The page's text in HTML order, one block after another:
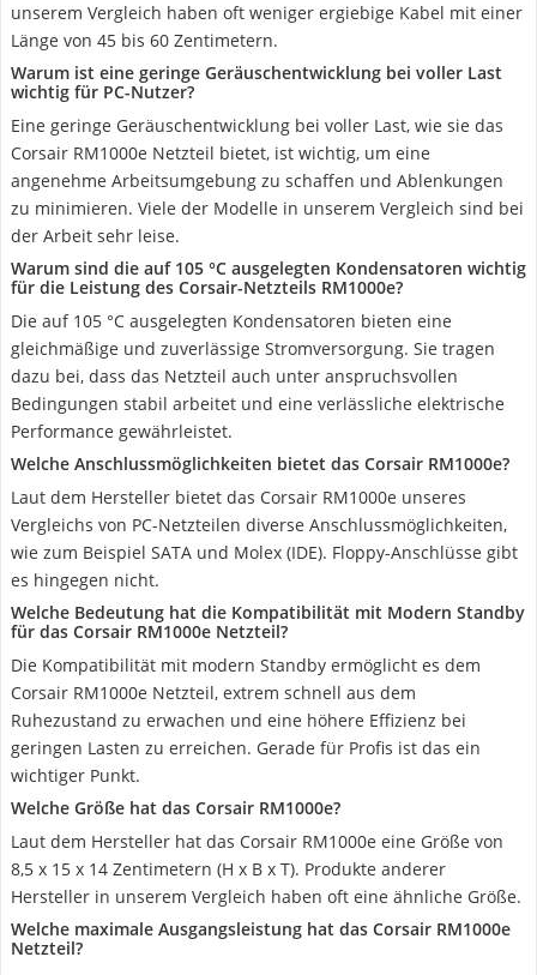
unserem Vergleich haben oft weniger ergiebige Kabel mit einer
Länge von 45 bis 60 Zentimetern.
Warum ist eine geringe Geräuschentwicklung bei voller Last
wichtig für PC-Nutzer?
Eine geringe Geräuschentwicklung bei voller Last, wie sie das
Corsair RM1000e Netzteil bietet, ist wichtig, um eine
angenehme Arbeitsumgebung zu schaffen und Ablenkungen
zu minimieren. Viele der Modelle in unserem Vergleich sind bei
der Arbeit sehr leise.
Warum sind die auf 105 °C ausgelegten Kondensatoren wichtig
für die Leistung des Corsair-Netzteils RM1000e?
Die auf 105 °C ausgelegten Kondensatoren bieten eine
gleichmäßige und zuverlässige Stromversorgung. Sie tragen
dazu bei, dass das Netzteil auch unter anspruchsvollen
Bedingungen stabil arbeitet und eine verlässliche elektrische
Performance gewährleistet.
Welche Anschlussmöglichkeiten bietet das Corsair RM1000e?
Laut dem Hersteller bietet das Corsair RM1000e unseres
Vergleichs von PC-Netzteilen diverse Anschlussmöglichkeiten,
wie zum Beispiel SATA und Molex (IDE). Floppy-Anschlüsse gibt
es hingegen nicht.
Welche Bedeutung hat die Kompatibilität mit Modern Standby
für das Corsair RM1000e Netzteil?
Die Kompatibilität mit modern Standby ermöglicht es dem
Corsair RM1000e Netzteil, extrem schnell aus dem
Ruhezustand zu erwachen und eine höhere Effizienz bei
geringen Lasten zu erreichen. Gerade für Profis ist das ein
wichtiger Punkt.
Welche Größe hat das Corsair RM1000e?
Laut dem Hersteller hat das Corsair RM1000e eine Größe von
8,5 x 15 x 14 Zentimetern (H x B x T). Produkte anderer
Hersteller in unserem Vergleich haben oft eine ähnliche Größe.
Welche maximale Ausgangsleistung hat das Corsair RM1000e
Netzteil?